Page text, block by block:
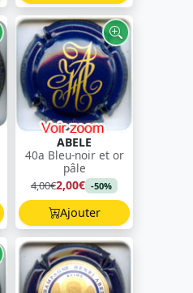
ABELE
40a Bleu-noir et or
pâle
4,00€2,00€ -50%
Ajouter